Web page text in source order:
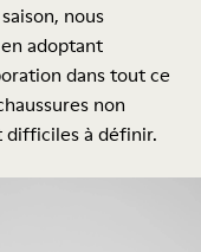
nous
adoptant
dans tout ce
non
difficiles à définir.